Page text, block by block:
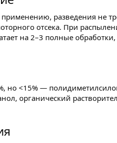
разведения не
отсека. При
на 2–3 полные
но <15% —
органический